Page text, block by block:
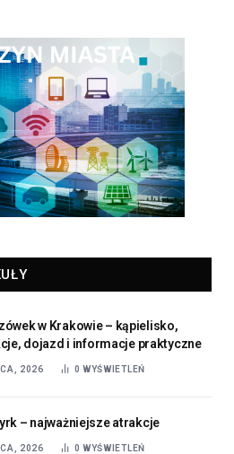
w Krakowie – kąpielisko,
dojazd i informacje praktyczne
2026 0 WYŚWIETLEŃ
– najważniejsze atrakcje
2026 0 WYŚWIETLEŃ